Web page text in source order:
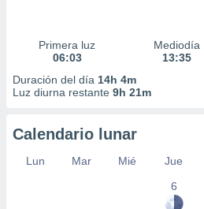
Primera luz
06:03
Mediodía
13:35
Duración del día 14h 4m
Luz diurna restante 9h 21m
Calendario lunar
Lun Mar Mié Jue
6